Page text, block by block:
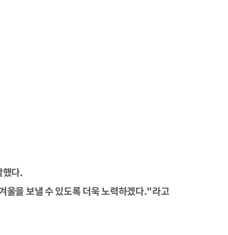
했다.
울을 보낼 수 있도록 더욱 노력하겠다."라고